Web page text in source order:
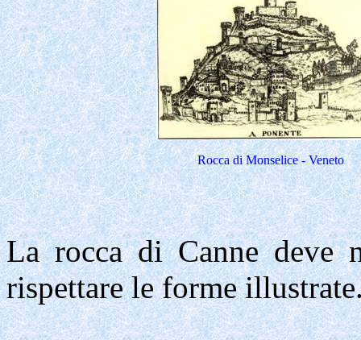
Rocca di Monselice - Veneto
La rocca di Canne deve
rispettare le forme